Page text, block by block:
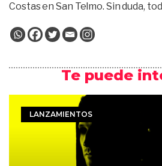
Costas en San Telmo. Sin duda,
Te puede
LANZAMIENTOS